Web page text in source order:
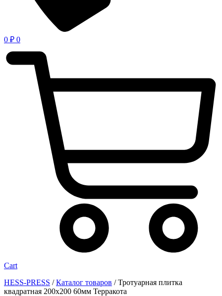
0 ₽ 0
Cart
HESS-PRESS /Каталог товаров /Тротуарная плитка
квадратная 200х200 60мм Терракота